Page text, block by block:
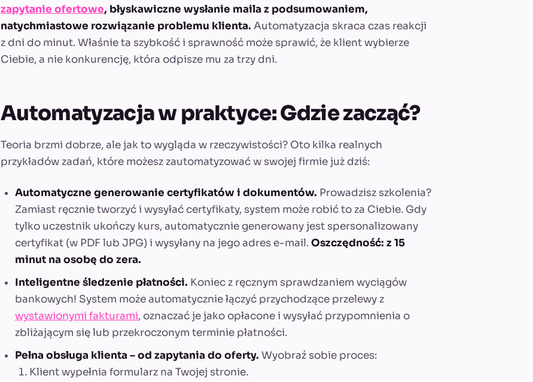
zapytanie ofertowe, błyskawiczne wysłanie maila z podsumowaniem,
natychmiastowe rozwiązanie problemu klienta. Automatyzacja skraca czas reakcji
z dni do minut. Właśnie ta szybkość i sprawność może sprawić, że klient wybierze
Ciebie, a nie konkurencję, która odpisze mu za trzy dni.
Automatyzacja w praktyce: Gdzie zacząć?
Teoria brzmi dobrze, ale jak to wygląda w rzeczywistości? Oto kilka realnych
przykładów zadań, które możesz zautomatyzować w swojej firmie już dziś:
Automatyczne generowanie certyfikatów i dokumentów. Prowadzisz szkolenia?
Zamiast ręcznie tworzyć i wysyłać certyfikaty, system może robić to za Ciebie. Gdy
tylko uczestnik ukończy kurs, automatycznie generowany jest spersonalizowany
certyfikat (w PDF lub JPG) i wysyłany na jego adres e-mail.Oszczędność: z 15
minut na osobę do zera.
Inteligentne śledzenie płatności. Koniec z ręcznym sprawdzaniem wyciągów
bankowych! System może automatycznie łączyć przychodzące przelewy z
wystawionymi fakturami, oznaczać je jako opłacone i wysyłać przypomnienia o
zbliżającym się lub przekroczonym terminie płatności.
Pełna obsługa klienta – od zapytania do oferty. Wyobraź sobie proces:
Klient wypełnia formularz na Twojej stronie.